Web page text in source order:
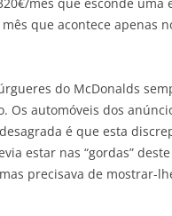
que acontece apenas
do McDonalds
automóveis dos
é que esta
estar nas “gordas”
precisava de mostrar-